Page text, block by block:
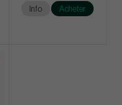
Info Acheter